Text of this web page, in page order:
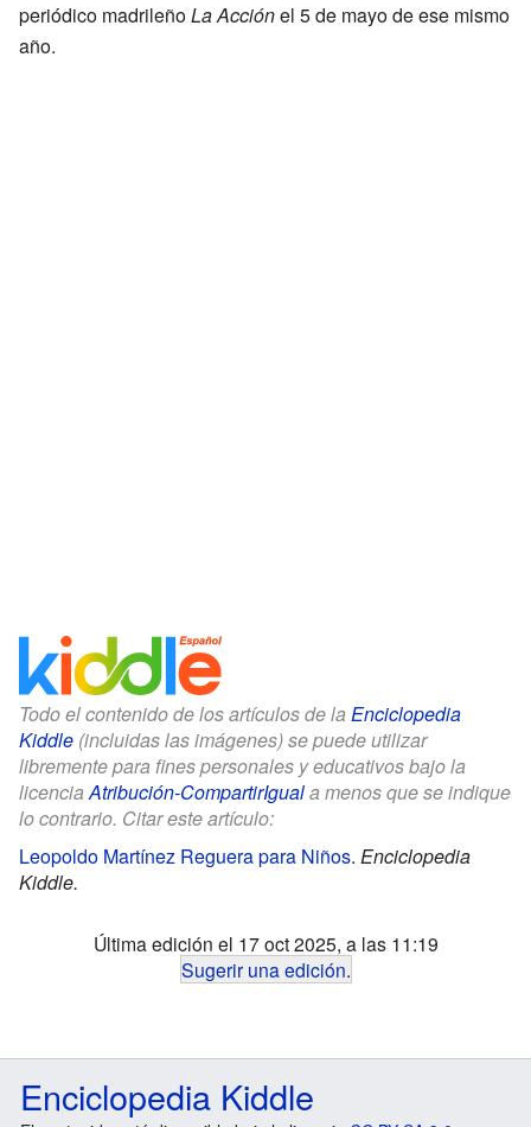
periódico madrileñoLa Acciónel 5 de mayo de ese mismo
año.
Todo el contenido de los artículos de la Enciclopedia
Kiddle (incluidas las imágenes) se puede utilizar
libremente para fines personales y educativos bajo la
licenciaAtribución-CompartirIguala menos que se indique
lo contrario. Citar este artículo:
Leopoldo Martínez Reguera para Niños. Enciclopedia
Kiddle.
Última edición el 17 oct 2025, a las 11:19
Sugerir una edición.
Enciclopedia Kiddle